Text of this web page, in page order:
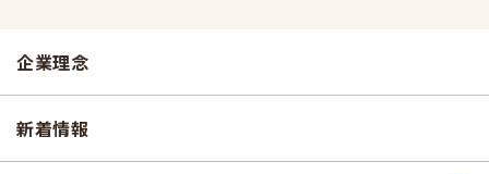
企業理念
新着情報